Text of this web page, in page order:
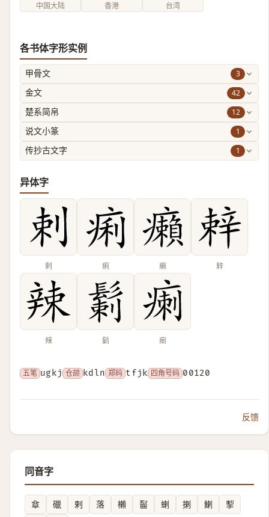
中国大陆 香港 台湾
各书体字形实例
甲骨文 3
金文 42
楚系简帛 12
说文小篆 1
传抄古文字 1
异体字
剌 痢 癩 辢
辣 鬎 𤷫
五笔 ugkj 仓颉 kdln 郑码 tfjk 四角号码 00120
反馈
同音字
䓥 䃳 剌 落 櫴 䶛 蝲 揦 鯻
揧